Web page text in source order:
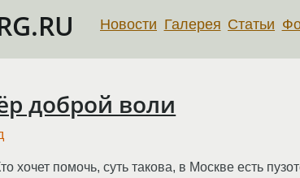
Новости Галерея Статьи
доброй воли
хочет помочь, суть такова, в Москве есть